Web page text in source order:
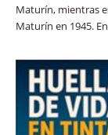
Maturín, mientras
Maturín en 1945.